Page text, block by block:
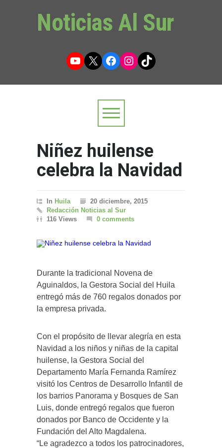
Noticias Al Sur
YouTube
X Facebook
Instagram
TikTok
Niñez huilense
celebra la Navidad
In Huila
20 diciembre, 2015
Redacción Noticias al Sur
116 Views
0 comments
Durante la tradicional Novena de
Aguinaldos, la Gestora Social del Huila
entregó más de 760 regalos donados por
la empresa privada.
Con el propósito de llevar alegría en esta
Navidad a los niños y niñas de la capital
huilense, la Gestora Social del
Departamento María Fernanda Ramírez
visitó los Centros de Desarrollo Infantil de
los barrios Panorama y Bosques de San
Luis, donde entregó regalos que fueron
donados por Banco de Occidente y la
Fundación del Alto Magdalena.
“Le agradezco a todos los patrocinadores,